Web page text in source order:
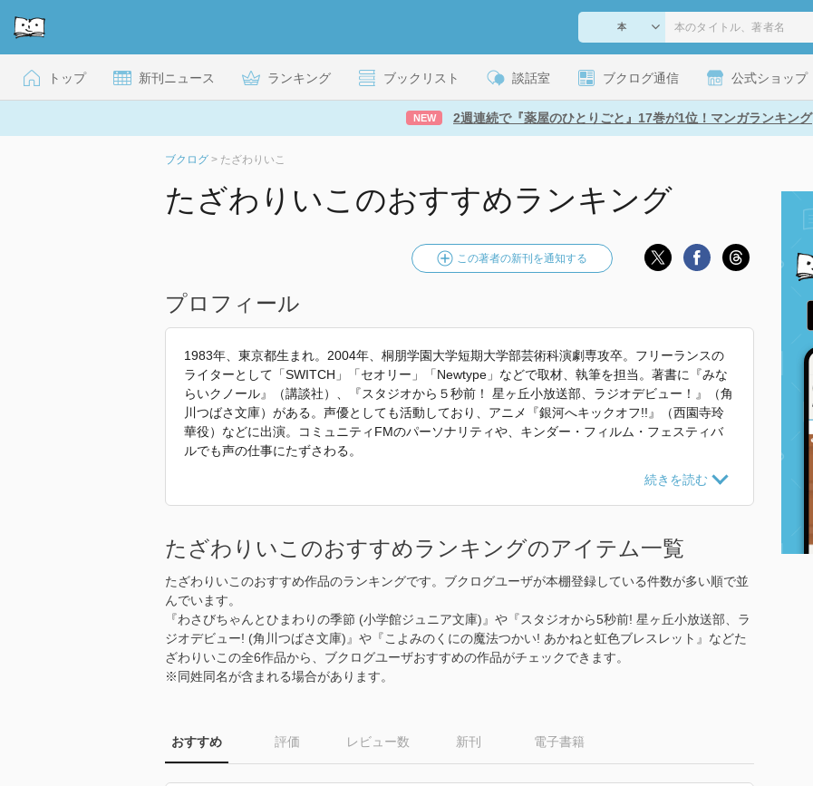
トップ 新刊ニュース ランキング ブックリスト 談話室 ブクログ通信 公式ショップ
NEW 2週連続で『薬屋のひとりごと』17巻が1位！マンガランキング
ブクログ > たざわりいこ
たざわりいこのおすすめランキング
この著者の新刊を通知する
プロフィール
1983年、東京都生まれ。2004年、桐朋学園大学短期大学部芸術科演劇専攻卒。フリーランスの
ライターとして「SWITCH」「セオリー」「Newtype」などで取材、執筆を担当。著書に『みな
らいクノール』（講談社）、『スタジオから５秒前！ 星ヶ丘小放送部、ラジオデビュー！』（角
川つばさ文庫）がある。声優としても活動しており、アニメ『銀河へキックオフ!!』（西園寺玲
華役）などに出演。コミュニティFMのパーソナリティや、キンダー・フィルム・フェスティバ
ルでも声の仕事にたずさわる。
「2013年 『こよみのくにの魔法つかい！ あかねと虹色ブレスレット』 で使われていた紹介文
から引用しています。」
たざわりいこのおすすめランキングのアイテム一覧
たざわりいこのおすすめ作品のランキングです。ブクログユーザが本棚登録している件数が多い順で並
んでいます。
『わさびちゃんとひまわりの季節 (小学館ジュニア文庫)』や『スタジオから5秒前! 星ヶ丘小放送部、ラ
ジオデビュー! (角川つばさ文庫)』や『こよみのくにの魔法つかい! あかねと虹色ブレスレット』などた
ざわりいこの全6作品から、ブクログユーザおすすめの作品がチェックできます。
※同姓同名が含まれる場合があります。
おすすめ 評価 レビュー数 新刊 電子書籍